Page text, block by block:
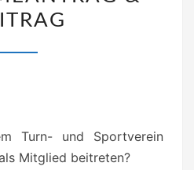
BEITRAG
Turn- und Sportverein
Mitglied beitreten?